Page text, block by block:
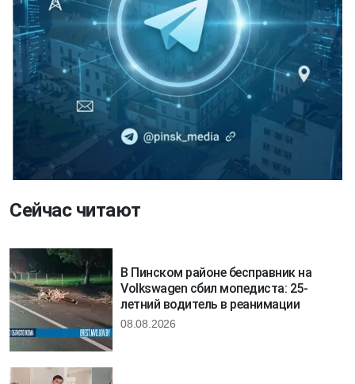
Сейчас читают
В Пинском районе бесправник на
Volkswagen сбил мопедиста: 25-
летний водитель в реанимации
08.08.2026